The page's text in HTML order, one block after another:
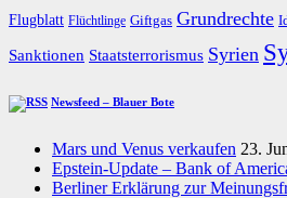
Flugblatt Flüchtlinge Giftgas Grundrechte
Sanktionen Staatsterrorismus Syrien
Newsfeed – Blauer Bote
Mars und Venus verkaufen 23.
Epstein-Update – Bank of
Berliner Erklärung zur